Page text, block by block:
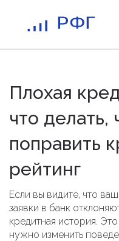
Плохая
что делать,
поправить
рейтинг
Если вы видите, что
заявки в банк
кредитная история.
нужно изменить